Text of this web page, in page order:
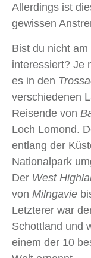
Allerdings ist
gewissen
Bist du nicht
interessiert? Je
es in den
verschiedenen
Reisende von
Loch Lomond.
entlang der
Nationalpark
Der West
von Milngavie
Letzterer war
Schottland und
einem der 10